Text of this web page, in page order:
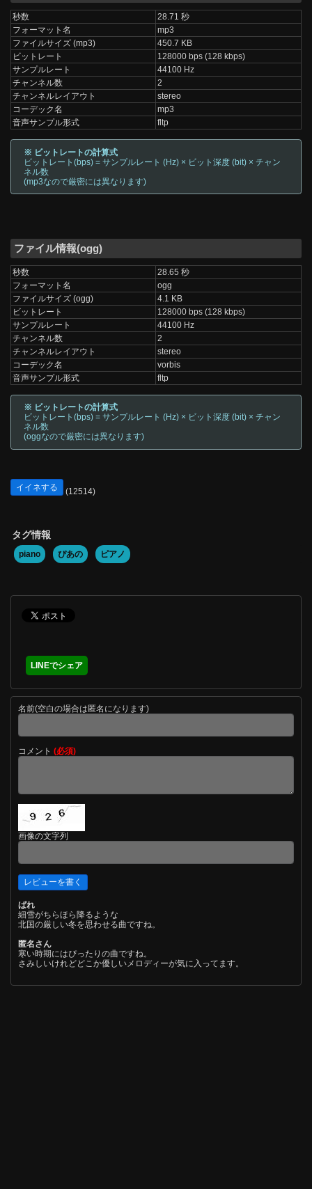
秒数
28.71 秒
フォーマット名
mp3
ファイルサイズ (mp3)
450.7 KB
ビットレート
128000 bps (128 kbps)
サンプルレート
44100 Hz
チャンネル数
2
チャンネルレイアウト
stereo
コーデック名
mp3
音声サンプル形式
fltp
※ ビットレートの計算式
ビットレート(bps) = サンプルレート (Hz) × ビット深度 (bit) × チャン
ネル数
(mp3なので厳密には異なります)
ファイル情報(ogg)
秒数
28.65 秒
フォーマット名
ogg
ファイルサイズ (ogg)
4.1 KB
ビットレート
128000 bps (128 kbps)
サンプルレート
44100 Hz
チャンネル数
2
チャンネルレイアウト
stereo
コーデック名
vorbis
音声サンプル形式
fltp
※ ビットレートの計算式
ビットレート(bps) = サンプルレート (Hz) × ビット深度 (bit) × チャン
ネル数
(oggなので厳密には異なります)
イイネする (12514)
タグ情報
piano ぴあの ピアノ
LINEでシェア
名前(空白の場合は匿名になります)
コメント (必須)
画像の文字列
ぱれ
細雪がちらほら降るような
北国の厳しい冬を思わせる曲ですね。
匿名さん
寒い時期にはぴったりの曲ですね。
さみしいけれどどこか優しいメロディーが気に入ってます。